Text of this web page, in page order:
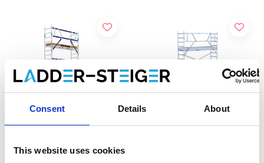
Consent Details About
This website uses cookies